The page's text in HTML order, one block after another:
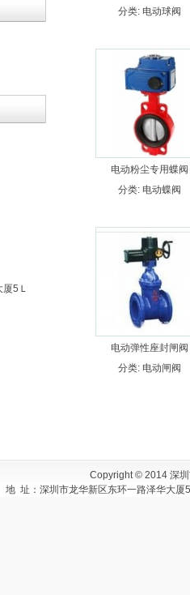
5Ｌ
分类: 电动球阀
电动粉尘专用蝶阀
分类: 电动蝶阀
电动弹性座封闸阀
分类: 电动闸阀
Copyright © 2014 深
地 址：深圳市龙华新区东环一路泽华大